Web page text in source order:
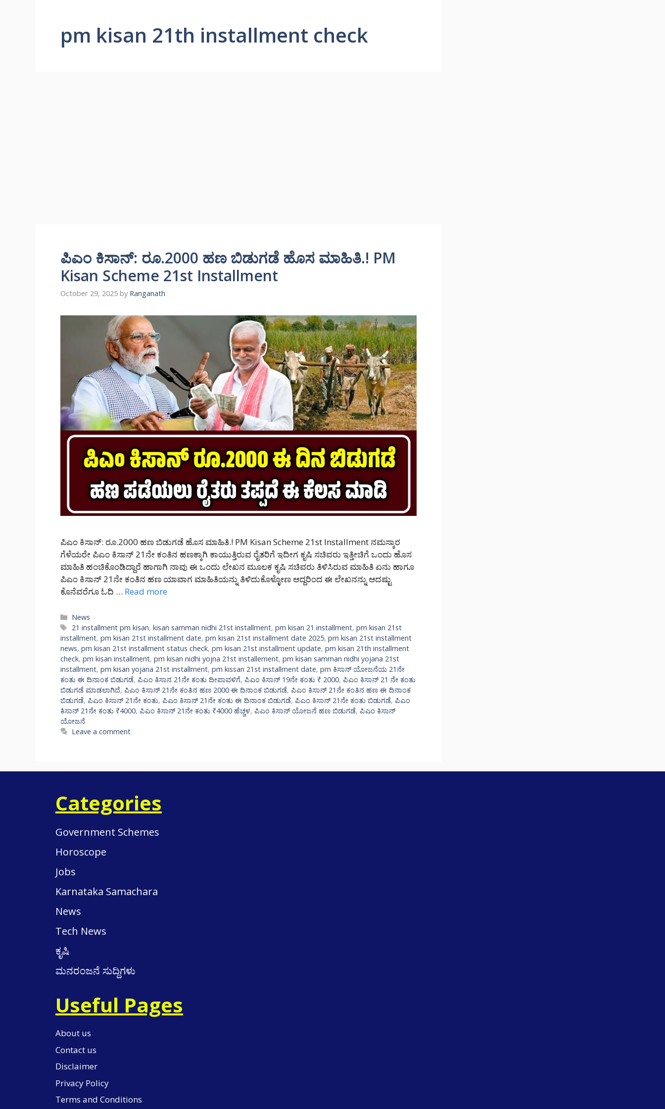
pm kisan 21th installment check
ಪಿಎಂ ಕಿಸಾನ್: ರೂ.2000 ಹಣ ಬಿಡುಗಡೆ ಹೊಸ ಮಾಹಿತಿ.! PM
Kisan Scheme 21st Installment
October 29, 2025 by Ranganath
ಪಿಎಂ ಕಿಸಾನ್: ರೂ.2000 ಹಣ ಬಿಡುಗಡೆ ಹೊಸ ಮಾಹಿತಿ.! PM Kisan Scheme 21st Installment ನಮಸ್ಕಾರ
ಗೆಳೆಯರೇ ಪಿಎಂ ಕಿಸಾನ್ 21ನೇ ಕಂತಿನ ಹಣಕ್ಕಾಗಿ ಕಾಯುತ್ತಿರುವ ರೈತರಿಗೆ ಇದೀಗ ಕೃಷಿ ಸಚಿವರು ಇತ್ತೀಚಿಗೆ ಒಂದು ಹೊಸ
ಮಾಹಿತಿ ಹಂಚಿಕೊಂಡಿದ್ದಾರೆ ಹಾಗಾಗಿ ನಾವು ಈ ಒಂದು ಲೇಖನ ಮೂಲಕ ಕೃಷಿ ಸಚಿವರು ತಿಳಿಸಿರುವ ಮಾಹಿತಿ ಏನು ಹಾಗೂ
ಪಿಎಂ ಕಿಸಾನ್ 21ನೇ ಕಂತಿನ ಹಣ ಯಾವಾಗ ಮಾಹಿತಿಯನ್ನು ತಿಳಿದುಕೊಳ್ಳೋಣ ಆದ್ದರಿಂದ ಈ ಲೇಖನನ್ನು ಆದಷ್ಟು
ಕೊನೆವರೆಗೂ ಓದಿ … Read more
Categories
News
Tags
21 installment pm kisan,kisan samman nidhi 21st installment,pm kisan 21 installment,pm kisan 21st
installment, pm kisan 21st installment date, pm kisan 21st installment date 2025, pm kisan 21st installment
news, pm kisan 21st installment status check, pm kisan 21st installment update, pm kisan 21th installment
check, pm kisan installment, pm kisan nidhi yojna 21st installement, pm kisan samman nidhi yojana 21st
installment, pm kisan yojana 21st installment, pm kissan 21st installment date, pm ಕಿಸಾನ್ ಯೋಜನೆಯ 21ನೇ
ಕಂತು ಈ ದಿನಾಂಕ ಬಿಡುಗಡೆ, ಪಿಎಂ ಕಿಸಾನ 21ನೇ ಕಂತು ದೀಪಾವಳಿಗೆ, ಪಿಎಂ ಕಿಸಾನ್ 19ನೇ ಕಂತು ₹ 2000, ಪಿಎಂ ಕಿಸಾನ್ 21 ನೇ ಕಂತು
ಬಿಡುಗಡೆ ಮಾಡಲಾಗಿದೆ, ಪಿಎಂ ಕಿಸಾನ್ 21ನೇ ಕಂತಿನ ಹಣ 2000 ಈ ದಿನಾಂಕ ಬಿಡುಗಡೆ, ಪಿಎಂ ಕಿಸಾನ್ 21ನೇ ಕಂತಿನ ಹಣ ಈ ದಿನಾಂಕ
ಬಿಡುಗಡೆ, ಪಿಎಂ ಕಿಸಾನ್ 21ನೇ ಕಂತು, ಪಿಎಂ ಕಿಸಾನ್ 21ನೇ ಕಂತು ಈ ದಿನಾಂಕ ಬಿಡುಗಡೆ, ಪಿಎಂ ಕಿಸಾನ್ 21ನೇ ಕಂತು ಬಿಡುಗಡೆ, ಪಿಎಂ
ಕಿಸಾನ್ 21ನೇ ಕಂತು ₹4000, ಪಿಎಂ ಕಿಸಾನ್ 21ನೇ ಕಂತು ₹4000 ಹೆಚ್ಚಳ, ಪಿಎಂ ಕಿಸಾನ್ ಯೋಜನೆ ಹಣ ಬಿಡುಗಡೆ, ಪಿಎಂ ಕಿಸಾನ್
ಯೋಜನೆ
Leave a comment
Categories
Government Schemes
Horoscope
Jobs
Karnataka Samachara
News
Tech News
ಕೃಷಿ
ಮನರಂಜನೆ ಸುದ್ದಿಗಳು
Useful Pages
About us
Contact us
Disclaimer
Privacy Policy
Terms and Conditions